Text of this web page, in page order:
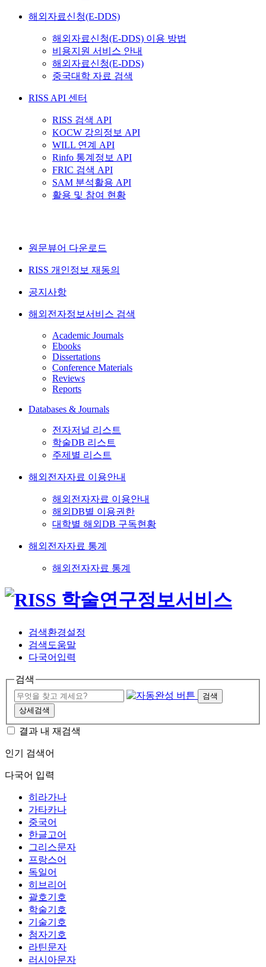
해외자료신청(E-DDS)
해외자료신청(E-DDS) 이용 방법
비용지원 서비스 안내
해외자료신청(E-DDS)
중국대학 자료 검색
RISS API 센터
RISS 검색 API
KOCW 강의정보 API
WILL 연계 API
Rinfo 통계정보 API
FRIC 검색 API
SAM 분석활용 API
활용 및 참여 현황
원문뷰어 다운로드
RISS 개인정보 재동의
공지사항
해외전자정보서비스 검색
Academic Journals
Ebooks
Dissertations
Conference Materials
Reviews
Reports
Databases & Journals
전자저널 리스트
학술DB 리스트
주제별 리스트
해외전자자료 이용안내
해외전자자료 이용안내
해외DB별 이용권한
대학별 해외DB 구독현황
해외전자자료 통계
해외전자자료 통계
검색환경설정
검색도움말
다국어입력
검색
검색
상세검색
결과 내 재검색
인기 검색어
다국어 입력
히라가나
가타카나
중국어
한글고어
그리스문자
프랑스어
독일어
히브리어
괄호기호
학술기호
기술기호
첨자기호
라틴문자
러시아문자